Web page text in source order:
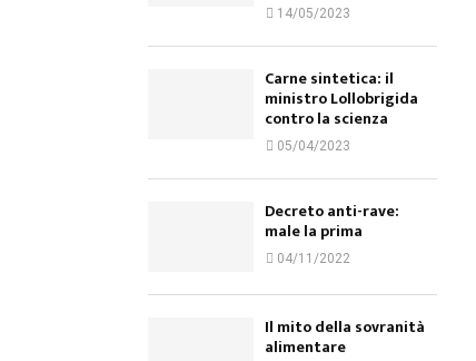
14/05/2023
Carne sintetica: il
ministro Lollobrigida
contro la scienza
05/04/2023
Decreto anti-rave:
male la prima
04/11/2022
Il mito della sovranità
alimentare